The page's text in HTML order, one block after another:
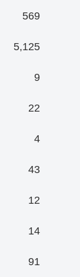
569
5,125
9
22
4
43
12
14
91